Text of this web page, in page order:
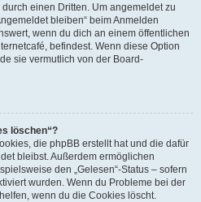
einen Dritten. Um angemeldet zu
bleiben“ beim Anmelden
wenn du dich an einem öffentlichen
befindest. Wenn diese Option
sie vermutlich von der Board-
löschen“?
die phpBB erstellt hat und die dafür
bleibst. Außerdem ermöglichen
den „Gelesen“-Status – sofern
wurden. Wenn du Probleme bei der
wenn du die Cookies löscht.